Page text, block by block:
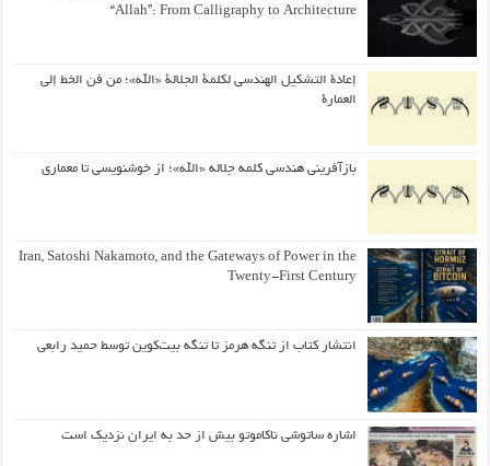
“Allah”: From Calligraphy to Architecture
إعادة التشكيل الهندسي لكلمة الجلالة «الله»؛ من فن الخط إلى
العمارة
بازآفرینی هندسی کلمه جلاله «الله»؛ از خوشنویسی تا معماری
Iran, Satoshi Nakamoto, and the Gateways of Power in the
Twenty-First Century
انتشار کتاب از تنگه هرمز تا تنگه بیت‌کوین توسط حمید رابعی
اشاره ساتوشی ناکاموتو بیش از حد به ایران نزدیک است